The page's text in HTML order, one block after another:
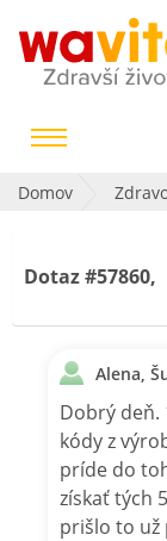
Domov
Dotaz #57860,
Alena,
Dobrý deň.
kódy z
príde do
získať tých
prišlo to už